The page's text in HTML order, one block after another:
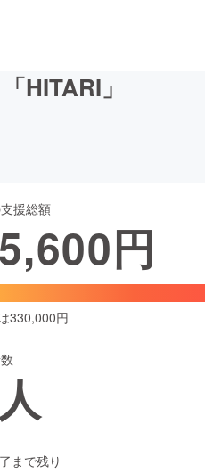
ファッション
HITARI」
援総額
円
330,000円
人
まで残り